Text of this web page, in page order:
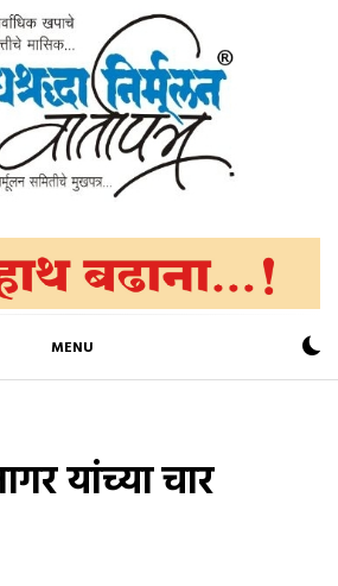
निर्मूलन वार्तापत्र ®
MENU
यांच्या चार